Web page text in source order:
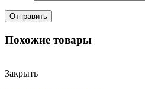
Похожие товары
Закрыть